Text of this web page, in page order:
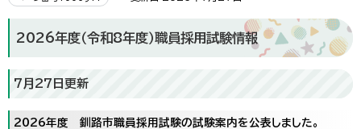
2026年度（令和8年度）職員採用試験情報
7月27日更新
2026年度 釧路市職員採用試験の試験案内を公表しました。